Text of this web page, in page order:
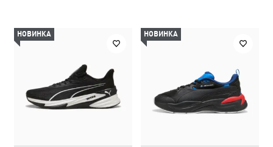
НОВИНКА НОВИНКА